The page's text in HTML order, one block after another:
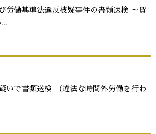
労働基準法違反被疑事件の書類送検 ～賃
...
いで書類送検 （違法な時間外労働を行わ